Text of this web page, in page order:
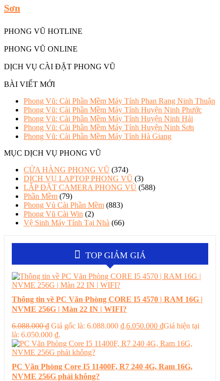
Sơn
PHONG VŨ HOTLINE
PHONG VŨ ONLINE
DỊCH VỤ CÀI ĐẶT PHONG VŨ
BÀI VIẾT MỚI
Phong Vũ: Cài Phần Mềm Máy Tính Phan Rang Ninh Thuận
Phong Vũ: Cài Phần Mềm Máy Tính Huyện Ninh Phước
Phong Vũ: Cài Phần Mềm Máy Tính Huyện Ninh Hải
Phong Vũ: Cài Phần Mềm Máy Tính Huyện Ninh Sơn
Phong Vũ: Cài Phần Mềm Máy Tính Hà Giang
MỤC DỊCH VỤ PHONG VŨ
CỬA HÀNG PHONG VŨ (374)
DỊCH VỤ LAPTOP PHONG VŨ (3)
LẮP ĐẶT CAMERA PHONG VỦ (588)
Phần Mềm (79)
Phong Vủ Cài Phần Mềm (883)
Phong Vũ Cài Win (2)
Vệ Sinh Máy Tính Tại Nhà (66)
TOP GIẢM GIÁ
Thông tin về PC Văn Phòng CORE I5 4570 | RAM 16G |
NVME 256G | Màn 22 IN | WIFI?
6.088.000₫ Giá gốc là: 6.088.000 ₫.6.050.000 ₫Giá hiện tại
là: 6.050.000 ₫.
PC Văn Phòng Core I5 11400F, R7 240 4G, Ram 16G,
NVME 256G phải không?